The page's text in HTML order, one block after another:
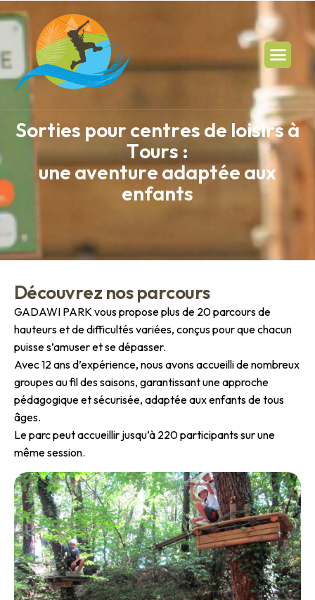
Sorties pourcentres de loisirsà
Tours :
uneaventureadaptéeaux
enfants
Découvrez nos parcours
GADAWI PARK vous propose plus de 20 parcours de
hauteurs et de difficultés variées, conçus pour que chacun
puisse s’amuser et se dépasser.
Avec 12 ans d’expérience, nous avons accueilli de nombreux
groupes au fil des saisons, garantissant une approche
pédagogique et sécurisée, adaptée aux enfants de tous
âges.
Le parc peut accueillir jusqu’à 220 participants sur une
même session.